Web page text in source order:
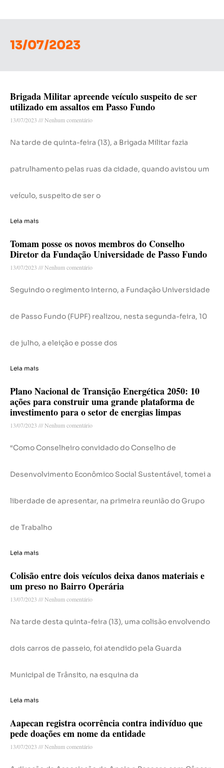
13/07/2023
Brigada Militar apreende veículo suspeito de ser
utilizado em assaltos em Passo Fundo
13/07/2023 Nenhum comentário
Na tarde de quinta-feira (13), a Brigada Militar fazia
patrulhamento pelas ruas da cidade, quando avistou um
veículo, suspeito de ser o
Leia mais
Tomam posse os novos membros do Conselho
Diretor da Fundação Universidade de Passo Fundo
13/07/2023 Nenhum comentário
Seguindo o regimento interno, a Fundação Universidade
de Passo Fundo (FUPF) realizou, nesta segunda-feira, 10
de julho, a eleição e posse dos
Leia mais
Plano Nacional de Transição Energética 2050: 10
ações para construir uma grande plataforma de
investimento para o setor de energias limpas
13/07/2023 Nenhum comentário
“Como Conselheiro convidado do Conselho de
Desenvolvimento Econômico Social Sustentável, tomei a
liberdade de apresentar, na primeira reunião do Grupo
de Trabalho
Leia mais
Colisão entre dois veículos deixa danos materiais e
um preso no Bairro Operária
13/07/2023 Nenhum comentário
Na tarde desta quinta-feira (13), uma colisão envolvendo
dois carros de passeio, foi atendido pela Guarda
Municipal de Trânsito, na esquina da
Leia mais
Aapecan registra ocorrência contra indivíduo que
pede doações em nome da entidade
13/07/2023 Nenhum comentário